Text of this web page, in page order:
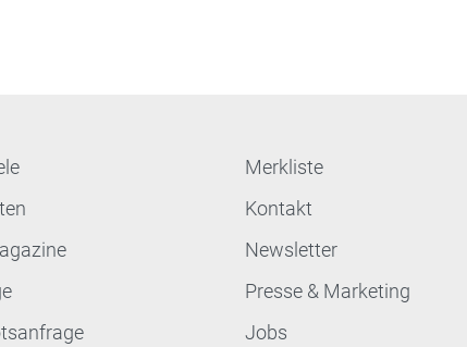
Merkliste
Kontakt
Newsletter
Presse & Marketing
Jobs